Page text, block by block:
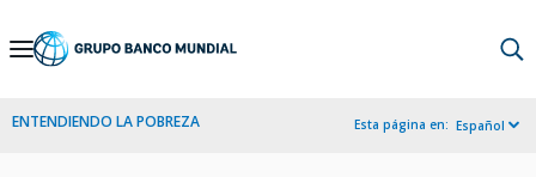
Skip
Navigation
ENTENDIENDO LA POBREZA Esta página en: Español